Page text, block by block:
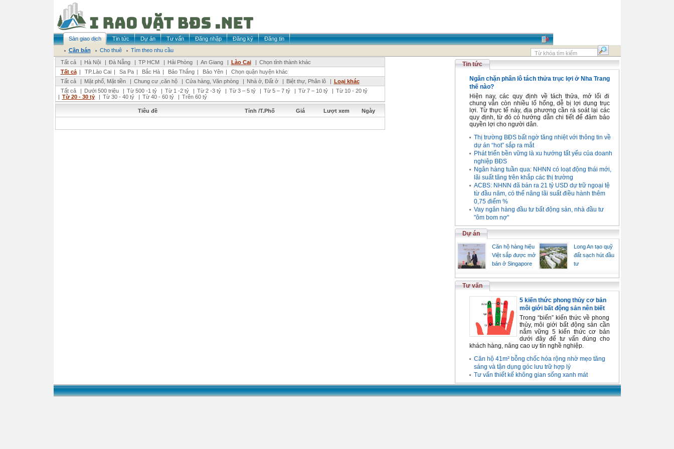
Sàn giao dịch Tin tức Dự án Tư vấn Đăng nhập Đăng ký
Đăng tin
Cần bán
Cho thuê
Tìm theo nhu cầu
Tất cả
| Hà Nội | Đà Nẵng | TP HCM | Hải Phòng | An Giang | Lào Cai | Chọn tỉnh thành khác
Tất cả | TP.Lào Cai | Sa Pa | Bắc Hà | Bảo Thắng | Bảo Yên |
Chọn quận huyện khác
Tất cả
| Mặt phố, Mặt tiền | Chung cư ,căn hộ | Cửa hàng, Văn phòng | Nhà ở, Đất ở | Biệt thự, Phân lô | Loại khác
Tất cả
| Dưới 500 triệu | Từ 500 -1 tỷ | Từ 1 -2 tỷ | Từ 2 -3 tỷ | Từ 3 – 5 tỷ | Từ 5 – 7 tỷ | Từ 7 – 10 tỷ | Từ 10 - 20 tỷ
| Từ 20 - 30 tỷ | Từ 30 - 40 tỷ | Từ 40 - 60 tỷ | Trên 60 tỷ
Tiêu đề Tỉnh /T.Phố Giá Lượt xem Ngày
Tin tức
Ngăn chặn phân lô tách thửa trục lợi ở Nha Trang
thế nào?
Hiện nay, các quy định về tách thửa, mở lối đi
chung vẫn còn nhiều lổ hổng, dễ bị lợi dụng trục
lợi. Từ thực tế này, địa phương cần rà soát lại các
quy định, từ đó có hướng dẫn chi tiết để đảm bảo
quyền lợi cho người dân.
Thị trường BĐS bất ngờ tăng nhiệt với thông tin về
dự án “hot” sắp ra mắt
Phát triển bền vững là xu hướng tất yếu của doanh
nghiệp BĐS
Ngân hàng tuần qua: NHNN có loạt động thái mới,
lãi suất tăng trên khắp các thị trường
ACBS: NHNN đã bán ra 21 tỷ USD dự trữ ngoại tệ
từ đầu năm, có thể nâng lãi suất điều hành thêm
0,75 điểm %
Vay ngân hàng đầu tư bất động sản, nhà đầu tư
"ôm bom nợ"
Dự án
Căn hộ hàng hiệu
Việt sắp được mở
bán ở Singapore
Long An tạo quỹ
đất sạch hút đầu
tư
Tư vấn
5 kiến thức phong thủy cơ bản
môi giới bất động sản nên biết
Trong “biển” kiến thức về phong
thủy, môi giới bất động sản cần
nắm vững 5 kiến thức cơ bản
dưới đây để tư vấn đúng cho
khách hàng, nâng cao uy tín nghề nghiệp.
Căn hộ 41m² bỗng chốc hóa rộng nhờ mẹo tăng
sáng và tận dụng góc lưu trữ hợp lý
Tư vấn thiết kế không gian sống xanh mát